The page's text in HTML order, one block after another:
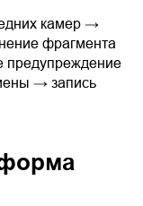
камер →
фрагмента
предупреждение
→ запись